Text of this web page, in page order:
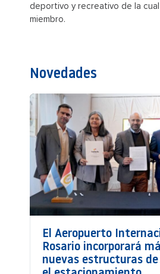
deportivo y recreativo de la
miembro.
Novedades
El Aeropuerto
Rosario incorporará
nuevas estructuras de